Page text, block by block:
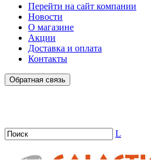
Перейти на сайт компании
Новости
О магазине
Акции
Доставка и оплата
Контакты
Обратная связь
L